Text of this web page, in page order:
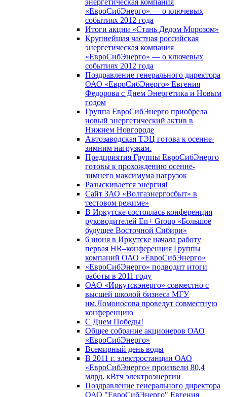
энергетическая компания
«ЕвроСибЭнерго» — о ключевых
событиях 2012 года
Итоги акции «Стань Дедом Морозом»
Крупнейшая частная российская
энергетическая компания
«ЕвроСибЭнерго» — о ключевых
событиях 2012 года
Поздравление генерального директора
ОАО «ЕвроСибЭнерго» Евгения
Федорова с Днем Энергетика и Новым
годом
Группа ЕвроСибЭнерго приобрела
новый энергетический актив в
Нижнем Новгороде
Автозаводская ТЭЦ готова к осенне-
зимним нагрузкам.
Предприятия Группы ЕвроСибЭнерго
готовы к прохождению осенне-
зимнего максимума нагрузок
Разыскивается энергия!
Сайт ЗАО «Волгаэнергосбыт» в
тестовом режиме»
В Иркутске состоялась конференция
руководителей En+ Group «Большое
будущее Восточной Сибири»
6 июня в Иркутске начала работу
первая HR–конференция Группы
компаний ОАО «ЕвроСибЭнерго»
«ЕвроСибЭнерго» подводит итоги
работы в 2011 году
ОАО «Иркутскэнерго» совместно с
высшей школой бизнеса МГУ
им.Ломоносова проведут совместную
конференцию
С Днем Победы!
Общее собрание акционеров ОАО
«ЕвроСибЭнерго»
Всемирный день воды
В 2011 г. электростанции ОАО
«ЕвроСибЭнерго» произвели 80,4
млрд. кВтч электроэнергии
Поздравление генерального директора
ОАО "ЕвроСибЭнерго" Евгения